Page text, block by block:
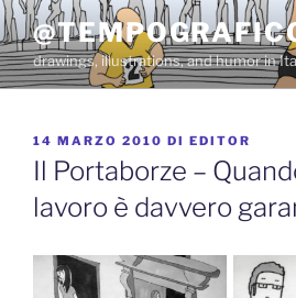
Salta
al
contenuto
drawings, illustrations, and humor in
PUBBLICATO
IL
14 MARZO 2010 DI EDITOR
Il Portaborze –
lavoro è davvero